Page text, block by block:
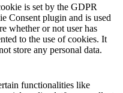
is set by the GDPR
Consent plugin and is used
whether or not user has
to the use of cookies. It
store any personal data.
functionalities like